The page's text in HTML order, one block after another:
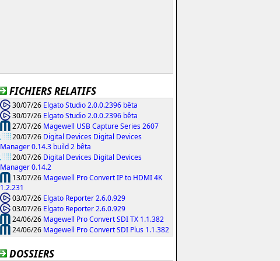
FICHIERS RELATIFS
30/07/26 Elgato Studio 2.0.0.2396 bêta
30/07/26 Elgato Studio 2.0.0.2396 bêta
27/07/26 Magewell USB Capture Series 2607
20/07/26 Digital Devices Digital Devices
Manager 0.14.3 build 2 bêta
20/07/26 Digital Devices Digital Devices
Manager 0.14.2
13/07/26 Magewell Pro Convert IP to HDMI 4K
1.2.231
03/07/26 Elgato Reporter 2.6.0.929
03/07/26 Elgato Reporter 2.6.0.929
24/06/26 Magewell Pro Convert SDI TX 1.1.382
24/06/26 Magewell Pro Convert SDI Plus 1.1.382
DOSSIERS